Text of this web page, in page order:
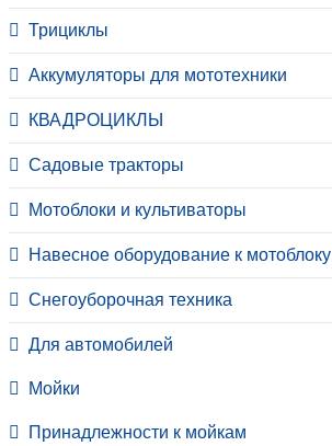
Трициклы
Аккумуляторы для мототехники
КВАДРОЦИКЛЫ
Садовые тракторы
Мотоблоки и культиваторы
Навесное оборудование к мотоблоку
Снегоуборочная техника
Для автомобилей
Мойки
Принадлежности к мойкам